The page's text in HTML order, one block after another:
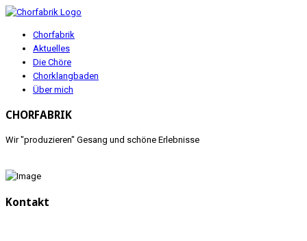
Chorfabrik
Aktuelles
Die Chöre
Chorklangbaden
Über mich
CHORFABRIK
Wir "produzieren" Gesang und schöne Erlebnisse
Kontakt